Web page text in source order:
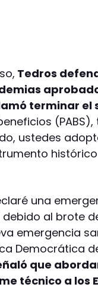
Tedros
terminar el
ustedes
una
al brote
emergencia
Democrática
que
técnico a los